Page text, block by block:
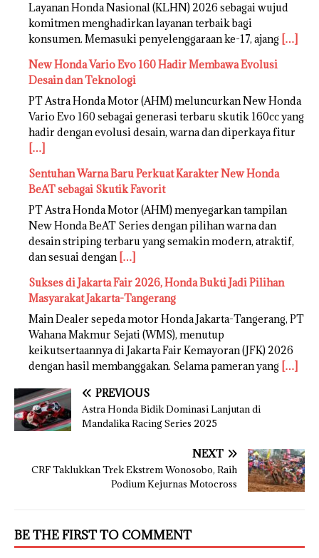
Layanan Honda Nasional (KLHN) 2026 sebagai wujud
komitmen menghadirkan layanan terbaik bagi
konsumen. Memasuki penyelenggaraan ke-17, ajang […]
New Honda Vario Evo 160 Hadir Membawa Evolusi
Desain dan Teknologi
PT Astra Honda Motor (AHM) meluncurkan New Honda
Vario Evo 160 sebagai generasi terbaru skutik 160cc yang
hadir dengan evolusi desain, warna dan diperkaya fitur
[…]
Sentuhan Warna Baru Perkuat Karakter New Honda
BeAT sebagai Skutik Favorit
PT Astra Honda Motor (AHM) menyegarkan tampilan
New Honda BeAT Series dengan pilihan warna dan
desain striping terbaru yang semakin modern, atraktif,
dan sesuai dengan […]
Sukses di Jakarta Fair 2026, Honda Bukti Jadi Pilihan
Masyarakat Jakarta-Tangerang
Main Dealer sepeda motor Honda Jakarta-Tangerang, PT
Wahana Makmur Sejati (WMS), menutup
keikutsertaannya di Jakarta Fair Kemayoran (JFK) 2026
dengan hasil membanggakan. Selama pameran yang […]
PREVIOUS
Astra Honda Bidik Dominasi Lanjutan di
Mandalika Racing Series 2025
NEXT
CRF Taklukkan Trek Ekstrem Wonosobo, Raih
Podium Kejurnas Motocross
BE THE FIRST TO COMMENT